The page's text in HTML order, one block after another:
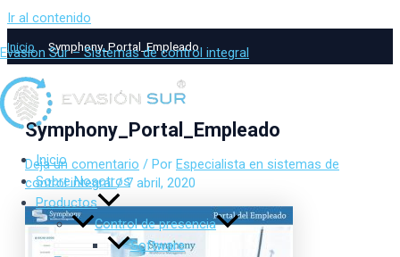
Ir al contenido
Evasion Sur – Sistemas de control integral
Inicio
Sobre Nosotros
Productos
Control de presencia
Software
Inicio Symphony_Portal_Empleado
Symphony_Portal_Empleado
Deja un comentario / Por Especialista en sistemas de
control integral/7 abril, 2020